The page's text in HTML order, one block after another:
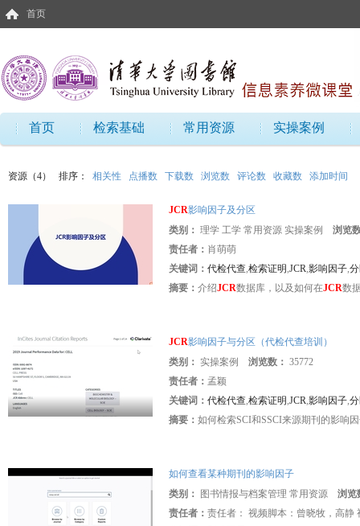
首页
首页 检索基础 常用资源 实操案例
资源（4） 排序： 相关性 点播数 下载数 浏览数 评论数 收藏数 添加时间
JCR影响因子及分区
类别： 理学 工学 常用资源 实操案例 浏览
责任者： 肖萌萌
关键词： 代检代查,检索证明,JCR,影响因子,
摘要： 介绍JCR数据库，以及如何在JCR数
JCR影响因子与分区（代检代查培训）
类别： 实操案例 浏览数： 35772
责任者： 孟颖
关键词： 代检代查,检索证明,JCR,影响因子,
摘要： 如何检索SCI和SSCI来源期刊的影响
如何查看某种期刊的影响因子
类别：
图书情报与档案管理 常用资源 浏览
责任者： 责任者： 视频脚本：曾晓牧，高静